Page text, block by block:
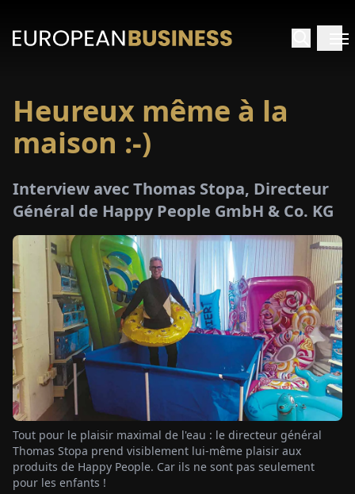
Heureux même à la
maison :-)
Interview avec Thomas Stopa, Directeur
Général de Happy People GmbH & Co. KG
Tout pour le plaisir maximal de l'eau : le directeur général
Thomas Stopa prend visiblement lui-même plaisir aux
produits de Happy People. Car ils ne sont pas seulement
pour les enfants !